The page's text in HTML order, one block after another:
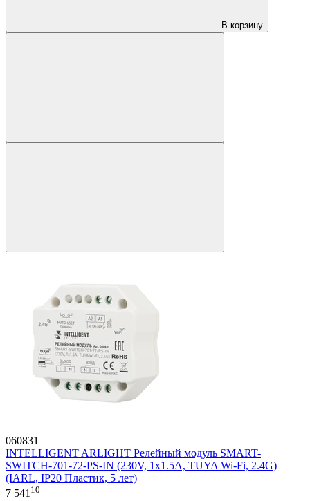
В корзину
060831
INTELLIGENT ARLIGHT Релейный модуль SMART-
SWITCH-701-72-PS-IN (230V, 1x1.5A, TUYA Wi-Fi, 2.4G)
(IARL, IP20 Пластик, 5 лет)
7 541 10